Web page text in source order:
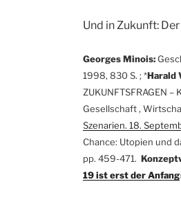
Und in Zukunft:
Georges Minois:
1998, 830 S. ; *Harald
ZUKUNFTSFRAGEN
Gesellschaft ,
Szenarien. 18.
Chance: Utopien und
pp. 459-471.
19 ist erst der Anfang